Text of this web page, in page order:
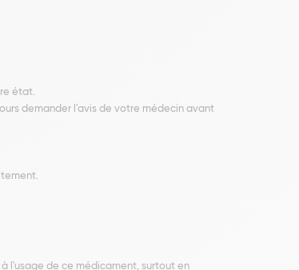
état.
demander l'avis de votre médecin avant
l'usage de ce médicament, surtout en